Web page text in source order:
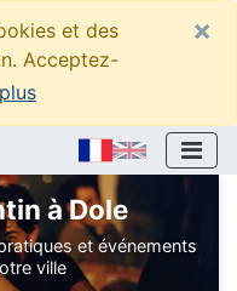
et des
Acceptez-
×
à Dole
et événements
ville